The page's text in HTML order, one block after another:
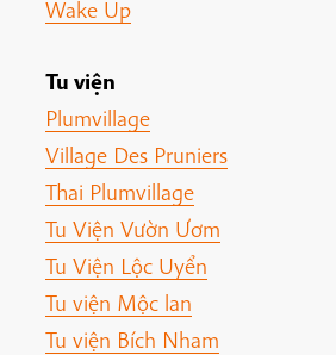
Wake Up
Tu viện
Plumvillage
Village Des Pruniers
Thai Plumvillage
Tu Viện Vườn Ươm
Tu Viện Lộc Uyển
Tu viện Mộc lan
Tu viện Bích Nham